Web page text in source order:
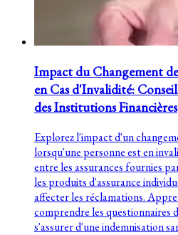
Impact du Changement
en Cas d'Invalidité:
des Institutions Financières
Explorez l'impact d'un
lorsqu'une personne est en
entre les assurances fournies
les produits d'assurance
affecter les réclamations.
comprendre les questionnaires
s'assurer d'une indemnisation